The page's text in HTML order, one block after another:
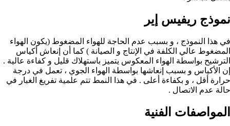
نموذج ريفيس إير
في هذا النموذج ، و بسبب عدم الحاجة للهواء المضغوط (يكون الهواء
المضغوط عالي الكلفة في الإنتاج و الصيانة ) كما أن إنعاش أكياس
الترشيح بواسطة الهواء المعكوس يتميز باستهلاك قليل و كفاءة عالية .
إن الأكياس و بسبب إنعاشها بواسطة الهواء الجوي ، تعمل في درجة
حرارة أقل ، و بكفاءة أعلى . في هذا النمط تتم علمية تفريغ الغبار في
حالة عدم الاتصال .
المواصفات الفنية